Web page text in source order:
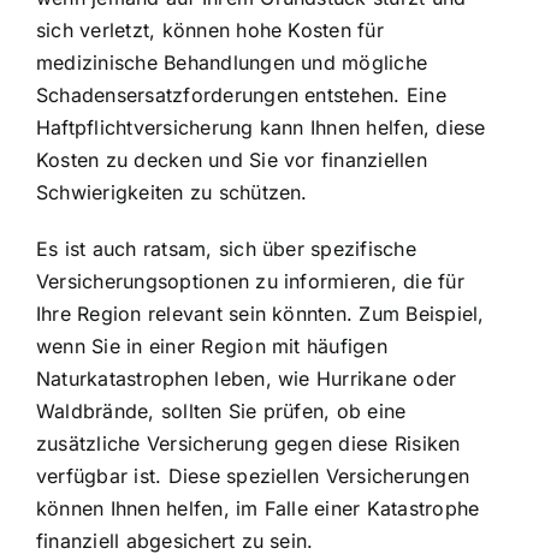
sich verletzt, können hohe Kosten für
medizinische Behandlungen und mögliche
Schadensersatzforderungen entstehen. Eine
Haftpflichtversicherung kann Ihnen helfen, diese
Kosten zu decken und Sie vor finanziellen
Schwierigkeiten zu schützen.
Es ist auch ratsam, sich über spezifische
Versicherungsoptionen zu informieren, die für
Ihre Region relevant sein könnten. Zum Beispiel,
wenn Sie in einer Region mit häufigen
Naturkatastrophen leben, wie Hurrikane oder
Waldbrände, sollten Sie prüfen, ob eine
zusätzliche Versicherung gegen diese Risiken
verfügbar ist. Diese speziellen Versicherungen
können Ihnen helfen, im Falle einer Katastrophe
finanziell abgesichert zu sein.